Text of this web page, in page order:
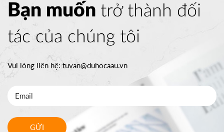
Bạn muốn trở thành đối
tác của chúng tôi
Vui lòng liên hệ:tuvan@duhocaau.vn
GỬI